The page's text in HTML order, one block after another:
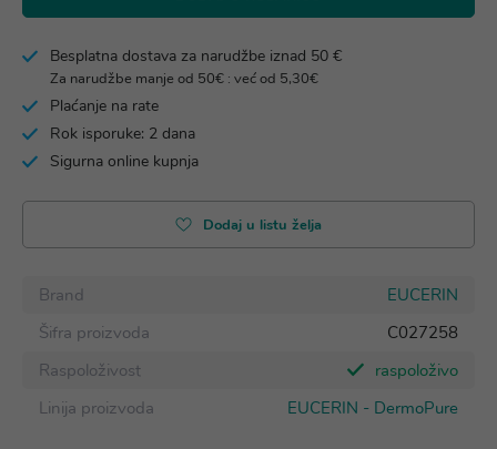
Besplatna dostava za narudžbe iznad 50 €
Za narudžbe manje od 50€ : već od 5,30€
Plaćanje na rate
Rok isporuke: 2 dana
Sigurna online kupnja
Dodaj u listu želja
Brand
EUCERIN
Šifra proizvoda
C027258
Raspoloživost
raspoloživo
Linija proizvoda
EUCERIN - DermoPure